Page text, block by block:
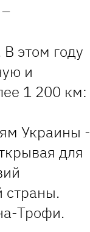
этом году
и
1 200 км:
Украины -
для
страны.
Трофи.